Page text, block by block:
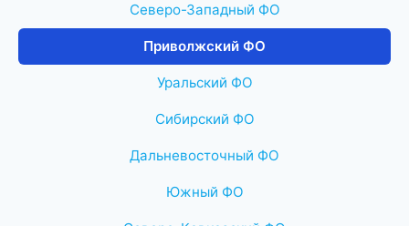
Северо-Западный ФО
Приволжский ФО
Уральский ФО
Сибирский ФО
Дальневосточный ФО
Южный ФО